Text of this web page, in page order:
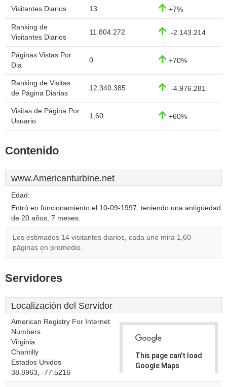
Visitantes Diarios 13 +7%
Ranking de
Visitantes Diarios
11.804.272 -2.143.214
Páginas Vistas Por
Dia
0 +70%
Ranking de Visitas
de Página Diarias
12.340.385 -4.976.281
Visitas de Página Por
Usuario
1,60 +60%
Contenido
www.Americanturbine.net
Edad:
Entró en funcionamiento el 10-09-1997, teniendo una antigüedad
de 20 años, 7 meses.
Los estimados 14 visitantes diarios, cada uno mira 1,60
páginas en promedio.
Servidores
Localización del Servidor
American Registry For Internet
Numbers
Virginia
Chantilly
Estados Unidos
38.8963, -77.5216
This page can't load
Google Maps